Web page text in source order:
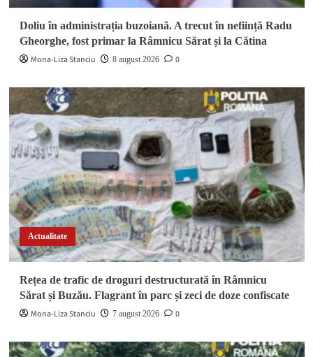
Doliu în administrația buzoiană. A trecut în neființă Radu
Gheorghe, fost primar la Râmnicu Sărat și la Cătina
Mona-Liza Stanciu
8 august 2026 0
Actualitate
Rețea de trafic de droguri destructurată în Râmnicu
Sărat și Buzău. Flagrant în parc și zeci de doze confiscate
Mona-Liza Stanciu
7 august 2026 0